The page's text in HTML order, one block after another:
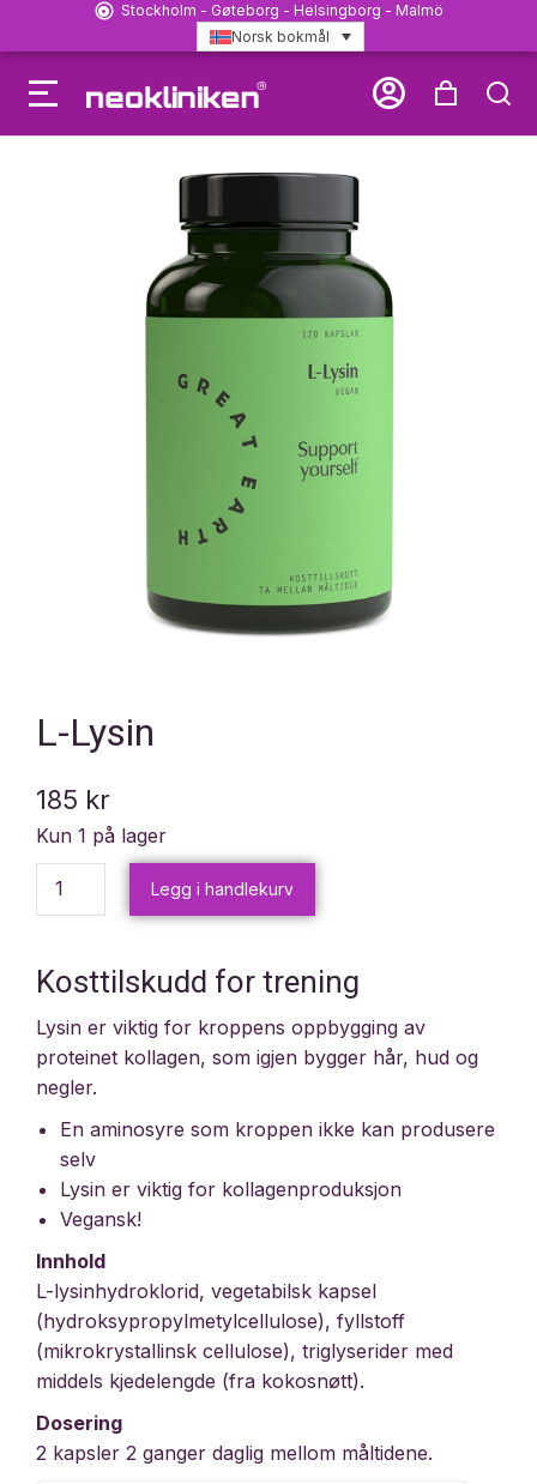
Stockholm - Gøteborg - Helsingborg - Malmö
Norsk bokmål
L-Lysin
185 kr
Kun 1 på lager
Legg i handlekurv
Kosttilskudd for trening
Lysin er viktig for kroppens oppbygging av
proteinet kollagen, som igjen bygger hår, hud og
negler.
En aminosyre som kroppen ikke kan produsere
selv
Lysin er viktig for kollagenproduksjon
Vegansk!
Innhold
L-lysinhydroklorid, vegetabilsk kapsel
(hydroksypropylmetylcellulose), fyllstoff
(mikrokrystallinsk cellulose), triglyserider med
middels kjedelengde (fra kokosnøtt).
Dosering
2 kapsler 2 ganger daglig mellom måltidene.